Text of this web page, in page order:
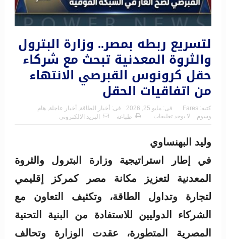
لتسريع ربطه بمصر.. وزارة البترول
والثروة المعدنية تبحث مع شركاء
حقل كرونوس القبرصي الانتهاء
من اتفاقيات الحقل
كتبه: Fares فى: مايو 25, 2026 فى: أخبار الطاقة, أخبار عاجلة, هام
وسوم:
لا يوجد تعليقات طباعة البريد الالكترونى
وليد البهنساوي
في إطار استراتيجية وزارة البترول والثروة
المعدنية لتعزيز مكانة مصر كمركز إقليمي
لتجارة وتداول الطاقة، وتكثيف التعاون مع
الشركاء الدوليين للاستفادة من البنية التحتية
المصرية المتطورة، عقدت الوزارة وتحالف